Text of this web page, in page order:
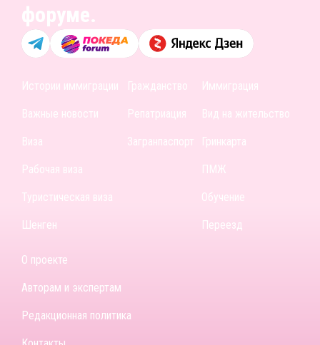
форуме.
Истории иммиграции
Важные новости
Виза
Рабочая виза
Туристическая виза
Шенген
Гражданство
Репатриация
Загранпаспорт
Иммиграция
Вид на жительство
Гринкарта
ПМЖ
Обучение
Переезд
О проекте
Авторам и экспертам
Редакционная политика